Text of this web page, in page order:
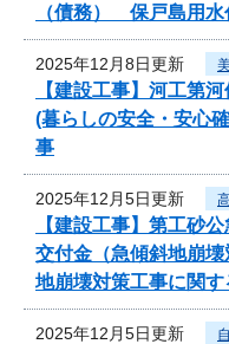
（債務） 保戸島用
2025年12月8日更新
【建設工事】河工第
(暮らしの安全・安心
事
2025年12月5日更新
【建設工事】第工砂
交付金（急傾斜地崩
地崩壊対策工事に関
2025年12月5日更新